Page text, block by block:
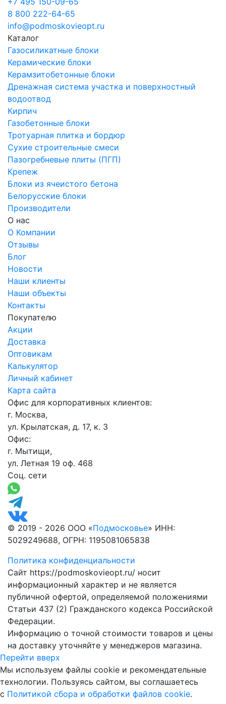
8 800 222-64-65
info@podmoskovieopt.ru
Каталог
Газосиликатные блоки
Керамические блоки
Керамзитобетонные блоки
Дренажная система участка и поверхностный
водоотвод
Кирпич
Газобетонные блоки
Тротуарная плитка и бордюр
Сухие строительные смеси
Пазогребневые плиты (ПГП)
Крепеж
Блоки из ячеистого бетона
Белорусские блоки
Производители
О нас
О Компании
Отзывы
Блог
Новости
Наши клиенты
Наши объекты
Контакты
Покупателю
Акции
Доставка
Оптовикам
Калькулятор
Личный кабинет
Карта сайта
Офис для корпоративных клиентов:
г. Москва,
ул. Крылатская, д. 17, к. 3
Офис:
г. Мытищи,
ул. Летная 19 оф. 468
Соц. сети
© 2019 - 2026 ООО «Подмосковье» ИНН:
5029249688, ОГРН: 1195081065838
Политика конфиденциальности
Сайт https://podmoskovieopt.ru/ носит
информационный характер и не является
публичной офертой, определяемой положениями
Статьи 437 (2) Гражданского кодекса Российской
Федерации.
Информацию о точной стоимости товаров и цены
на доставку уточняйте у менеджеров магазина.
Перейти вверх
Мы используем файлы cookie и рекомендательные
технологии. Пользуясь сайтом, вы соглашаетесь
с Политикой сбора и обработки файлов cookie.